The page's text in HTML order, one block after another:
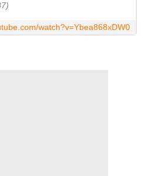
watch?v=Ybea868xDW0